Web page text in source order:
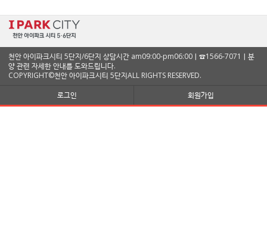
천안 아이파크시티 5단지/6단지 상담시간 am09:00-pm06:00ㅣ☎1566-7071ㅣ분
양 관련 자세한 안내를 도와드립니다.
COPYRIGHT©천안 아이파크시티 5단지ALL RIGHTS RESERVED.
로그인
회원가입